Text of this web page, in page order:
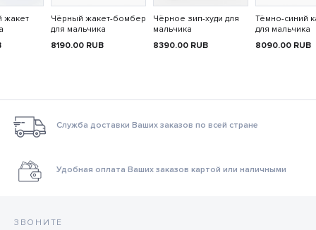
жакет
Чёрный жакет-бомбер
для мальчика
8190.00 RUB
Чёрное зип-худи для
мальчика
8390.00 RUB
Тёмно-синий
для мальчика
8090.00 RUB
Служба доставки Ваших заказов по всей стране
Удобная оплата Ваших заказов картой или наличными
ЗВОНИТЕ